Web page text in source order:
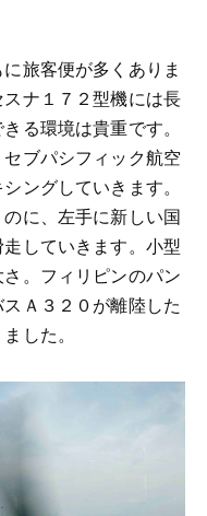
旅客便が多くありま
ナ１７２型機には長
る環境は貴重です。
ブパシフィック航空
ングしていきます。
に、左手に新しい国
していきます。小型
。フィリピンのパン
Ａ３２０が離陸した
した。